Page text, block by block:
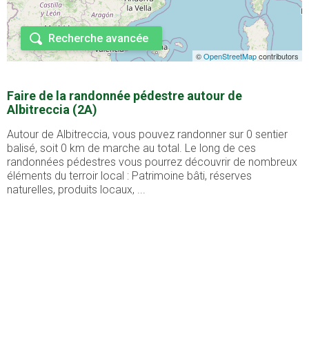
©OpenStreetMapcontributors
Recherche avancée
Faire de la randonnée pédestre autour de
Albitreccia (2A)
Autour de Albitreccia, vous pouvez randonner sur 0 sentier
balisé, soit 0 km de marche au total. Le long de ces
randonnées pédestres vous pourrez découvrir de nombreux
éléments du terroir local : Patrimoine bâti, réserves
naturelles, produits locaux, ...